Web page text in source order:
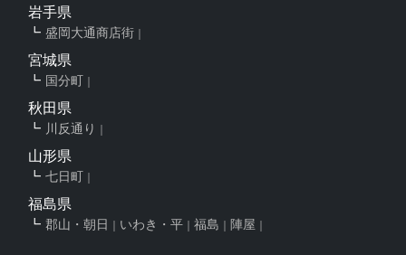
岩手県
盛岡大通商店街
宮城県
国分町
秋田県
川反通り
山形県
七日町
福島県
郡山・朝日 いわき・平 福島 陣屋